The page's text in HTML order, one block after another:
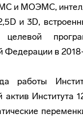
и МОЭМС,
и 3D,
целевой
Федерации в
работы
актив Института